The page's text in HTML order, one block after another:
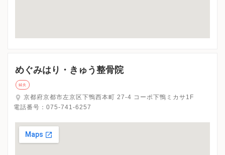
めぐみはり・きゅう整骨院
鍼灸
京都府京都市左京区下鴨西本町 27-4 コーポ下鴨ミカサ1F
電話番号： 075-741-6257